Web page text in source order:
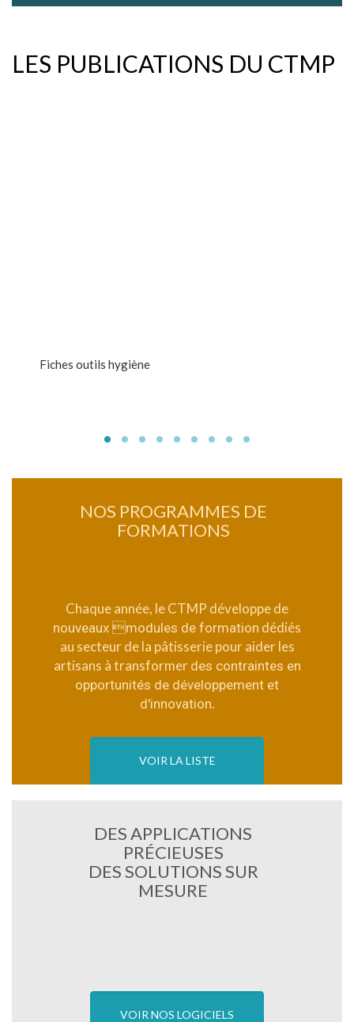
LES PUBLICATIONS DU CTMP
Fiches outils hygiène
NOS PROGRAMMES DE
FORMATIONS
Chaque année, le CTMP développe de
nouveaux modules de formation dédiés
au secteur de la pâtisserie pour aider les
artisans à transformer des contraintes en
opportunités de développement et
d'innovation.
VOIR LA LISTE
DES APPLICATIONS
PRÉCIEUSES
DES SOLUTIONS SUR
MESURE
VOIR NOS LOGICIELS